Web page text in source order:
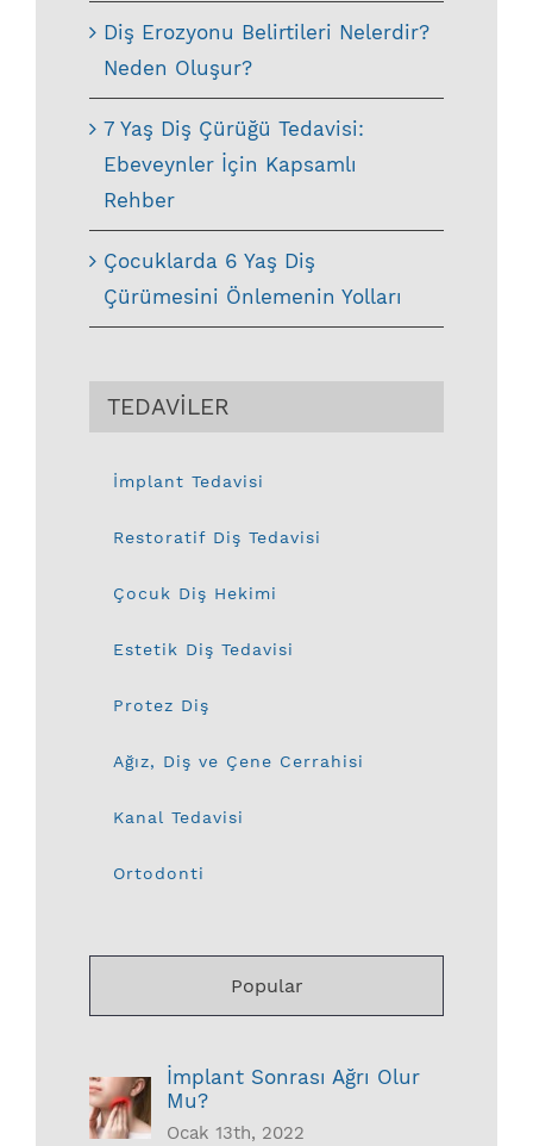
Diş Erozyonu Belirtileri Nelerdir?
Neden Oluşur?
7 Yaş Diş Çürüğü Tedavisi:
Ebeveynler İçin Kapsamlı
Rehber
Çocuklarda 6 Yaş Diş
Çürümesini Önlemenin Yolları
TEDAVİLER
İmplant Tedavisi
Restoratif Diş Tedavisi
Çocuk Diş Hekimi
Estetik Diş Tedavisi
Protez Diş
Ağız, Diş ve Çene Cerrahisi
Kanal Tedavisi
Ortodonti
Popular
İmplant Sonrası Ağrı Olur
Mu?
Ocak 13th, 2022